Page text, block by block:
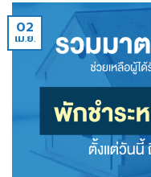
02
เม.ย.